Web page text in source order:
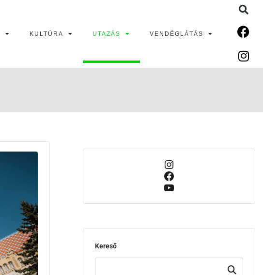
KULTÚRA UTAZÁS VENDÉGLÁTÁS
Kereső
Keresd